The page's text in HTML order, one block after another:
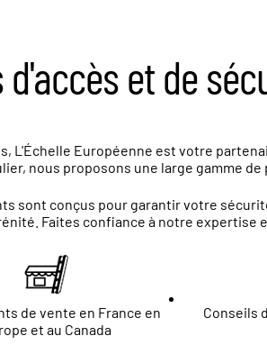
d'accès et de
L'Échelle Européenne est votre
nous proposons une large gamme
sont conçus pour garantir votre
Faites confiance à notre expertise
de vente en France en
et au Canada
Conseils